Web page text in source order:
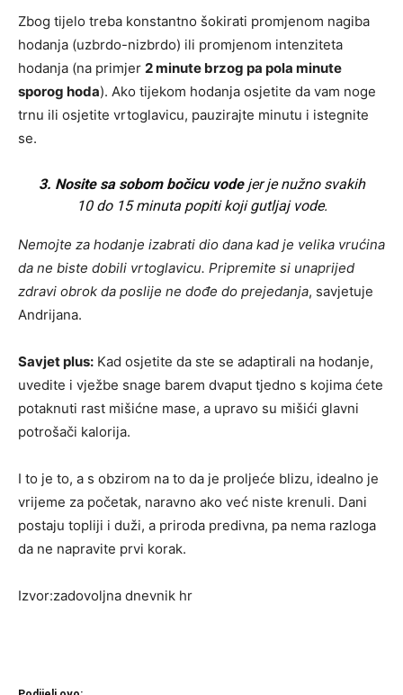
Zbog tijelo treba konstantno šokirati promjenom nagiba
hodanja (uzbrdo-nizbrdo) ili promjenom intenziteta
hodanja (na primjer 2 minute brzog pa pola minute
sporog hoda). Ako tijekom hodanja osjetite da vam noge
trnu ili osjetite vrtoglavicu, pauzirajte minutu i istegnite
se.
3. Nosite sa sobom bočicu vodejer je nužno svakih
10 do 15 minuta popiti koji gutljaj vode.
Nemojte za hodanje izabrati dio dana kad je velika vrućina
da ne biste dobili vrtoglavicu. Pripremite si unaprijed
zdravi obrok da poslije ne dođe do prejedanja, savjetuje
Andrijana.
Savjet plus: Kad osjetite da ste se adaptirali na hodanje,
uvedite i vježbe snage barem dvaput tjedno s kojima ćete
potaknuti rast mišićne mase, a upravo su mišići glavni
potrošači kalorija.
I to je to, a s obzirom na to da je proljeće blizu, idealno je
vrijeme za početak, naravno ako već niste krenuli. Dani
postaju topliji i duži, a priroda predivna, pa nema razloga
da ne napravite prvi korak.
Izvor:zadovoljna dnevnik hr